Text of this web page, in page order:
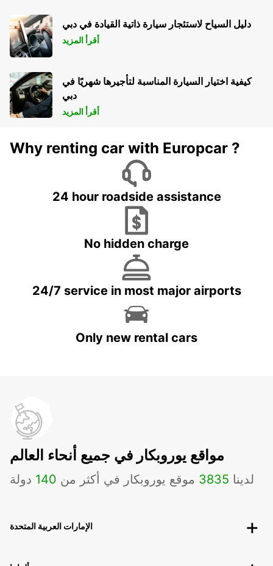
دليل السياح لاستئجار سيارة ذاتية القيادة في دبي
أقرأ المزيد
كيفية اختيار السيارة المناسبة لتأجيرها شهريًا في
دبي
أقرأ المزيد
Why renting car with Europcar ?
24 hour roadside assistance
No hidden charge
24/7 service in most major airports
Only new rental cars
مواقع يوروبكار في جميع أنحاء العالم
لدينا 3835 موقع يوروبكار في أكثر من 140 دولة
الإمارات العربية المتحدة